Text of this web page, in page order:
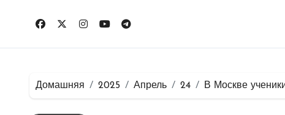
Домашняя 2025 Апрель 24 В Москве